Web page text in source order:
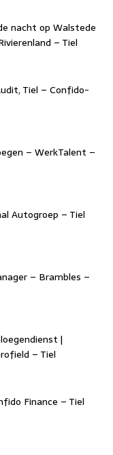
nacht op Walstede
– Tiel
Tiel – Confido-
– WerkTalent –
Autogroep – Tiel
– Brambles –
|
– Tiel
Finance – Tiel